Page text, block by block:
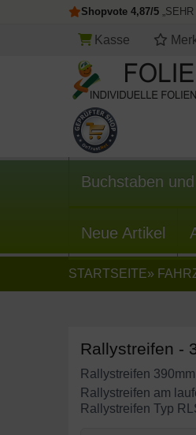
Shopvote 4,87/5 „SEHR
Kasse
Buchstaben
Neue Artikel
STARTSEITE»
Rallystreifen -
Rallystreifen
Rallystreifen am
Rallystreifen Typ